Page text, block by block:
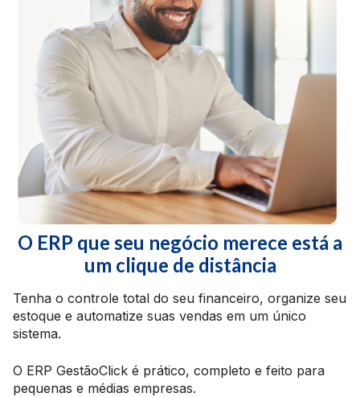
O ERP que seu negócio merece está a
um clique de distância
Tenha o controle total do seu financeiro, organize seu
estoque e automatize suas vendas em um único
sistema.
O ERP GestãoClick é prático, completo e feito para
pequenas e médias empresas.